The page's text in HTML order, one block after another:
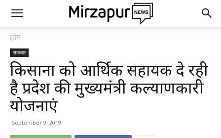
होम
समाचार
किसानों को आर्थिक सहायक दे रही
है प्रदेश की मुख्यमंत्री कल्याणकारी
योजनाएं
September 9, 2019